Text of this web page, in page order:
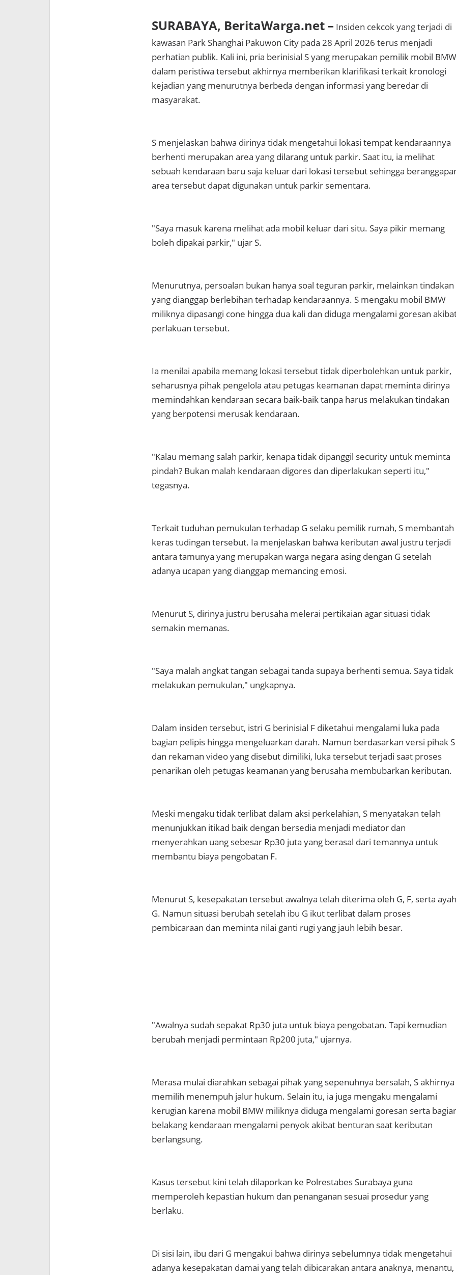
SURABAYA, BeritaWarga.net – Insiden cekcok yang terjadi di
kawasan Park Shanghai Pakuwon City pada 28 April 2026 terus menjadi
perhatian publik. Kali ini, pria berinisial S yang merupakan pemilik mobil BMW
dalam peristiwa tersebut akhirnya memberikan klarifikasi terkait kronologi
kejadian yang menurutnya berbeda dengan informasi yang beredar di
masyarakat.
S menjelaskan bahwa dirinya tidak mengetahui lokasi tempat kendaraannya
berhenti merupakan area yang dilarang untuk parkir. Saat itu, ia melihat
sebuah kendaraan baru saja keluar dari lokasi tersebut sehingga
area tersebut dapat digunakan untuk parkir sementara.
"Saya masuk karena melihat ada mobil keluar dari situ. Saya pikir memang
boleh dipakai parkir," ujar S.
Menurutnya, persoalan bukan hanya soal teguran parkir, melainkan tindakan
yang dianggap berlebihan terhadap kendaraannya. S mengaku mobil BMW
miliknya dipasangi cone hingga dua kali dan diduga mengalami goresan
perlakuan tersebut.
Ia menilai apabila memang lokasi tersebut tidak diperbolehkan untuk parkir,
seharusnya pihak pengelola atau petugas keamanan dapat meminta dirinya
memindahkan kendaraan secara baik-baik tanpa harus melakukan tindakan
yang berpotensi merusak kendaraan.
"Kalau memang salah parkir, kenapa tidak dipanggil security untuk meminta
pindah? Bukan malah kendaraan digores dan diperlakukan seperti itu,"
tegasnya.
Terkait tuduhan pemukulan terhadap G selaku pemilik rumah, S membantah
keras tudingan tersebut. Ia menjelaskan bahwa keributan awal justru terjadi
antara tamunya yang merupakan warga negara asing dengan G setelah
adanya ucapan yang dianggap memancing emosi.
Menurut S, dirinya justru berusaha melerai pertikaian agar situasi tidak
semakin memanas.
"Saya malah angkat tangan sebagai tanda supaya berhenti semua. Saya tidak
melakukan pemukulan," ungkapnya.
Dalam insiden tersebut, istri G berinisial F diketahui mengalami luka pada
bagian pelipis hingga mengeluarkan darah. Namun berdasarkan versi pihak S
dan rekaman video yang disebut dimiliki, luka tersebut terjadi saat proses
penarikan oleh petugas keamanan yang berusaha membubarkan keributan.
Meski mengaku tidak terlibat dalam aksi perkelahian, S menyatakan telah
menunjukkan itikad baik dengan bersedia menjadi mediator dan
menyerahkan uang sebesar Rp30 juta yang berasal dari temannya untuk
membantu biaya pengobatan F.
Menurut S, kesepakatan tersebut awalnya telah diterima oleh G, F, serta ayah
G. Namun situasi berubah setelah ibu G ikut terlibat dalam proses
pembicaraan dan meminta nilai ganti rugi yang jauh lebih besar.
"Awalnya sudah sepakat Rp30 juta untuk biaya pengobatan. Tapi kemudian
berubah menjadi permintaan Rp200 juta," ujarnya.
Merasa mulai diarahkan sebagai pihak yang sepenuhnya bersalah, S akhirnya
memilih menempuh jalur hukum. Selain itu, ia juga mengaku mengalami
kerugian karena mobil BMW miliknya diduga mengalami goresan serta
belakang kendaraan mengalami penyok akibat benturan saat keributan
berlangsung.
Kasus tersebut kini telah dilaporkan ke Polrestabes Surabaya guna
memperoleh kepastian hukum dan penanganan sesuai prosedur yang
berlaku.
Di sisi lain, ibu dari G mengakui bahwa dirinya sebelumnya tidak mengetahui
adanya kesepakatan damai yang telah dibicarakan antara anaknya, menantu,